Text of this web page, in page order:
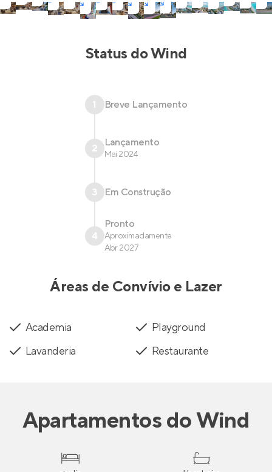
Status doWind
1 Breve Lançamento
2 Lançamento
Mai 2024
3 Em Construção
4
Pronto
Aproximadamente
Abr 2027
Áreas de Convívio e Lazer
Academia
Playground
Lavanderia
Restaurante
ApartamentosdoWind